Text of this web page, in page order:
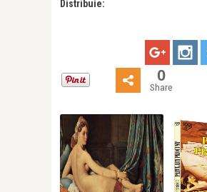
Distribuie:
0
Share